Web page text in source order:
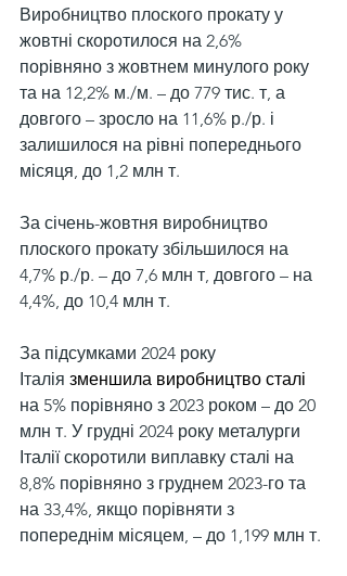
Виробництво плоского прокату у
жовтні скоротилося на 2,6%
порівняно з жовтнем минулого року
та на 12,2% м./м. – до 779 тис. т, а
довгого – зросло на 11,6% р./р. і
залишилося на рівні попереднього
місяця, до 1,2 млн т.
За січень-жовтня виробництво
плоского прокату збільшилося на
4,7% р./р. – до 7,6 млн т, довгого – на
4,4%, до 10,4 млн т.
За підсумками 2024 року
Італія зменшила виробництво сталі
на 5% порівняно з 2023 роком – до 20
млн т. У грудні 2024 року металурги
Італії скоротили виплавку сталі на
8,8% порівняно з груднем 2023-го та
на 33,4%, якщо порівняти з
попереднім місяцем, – до 1,199 млн т.